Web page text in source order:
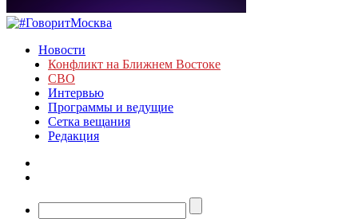
Новости
Конфликт на Ближнем Востоке
СВО
Интервью
Программы и ведущие
Сетка вещания
Редакция